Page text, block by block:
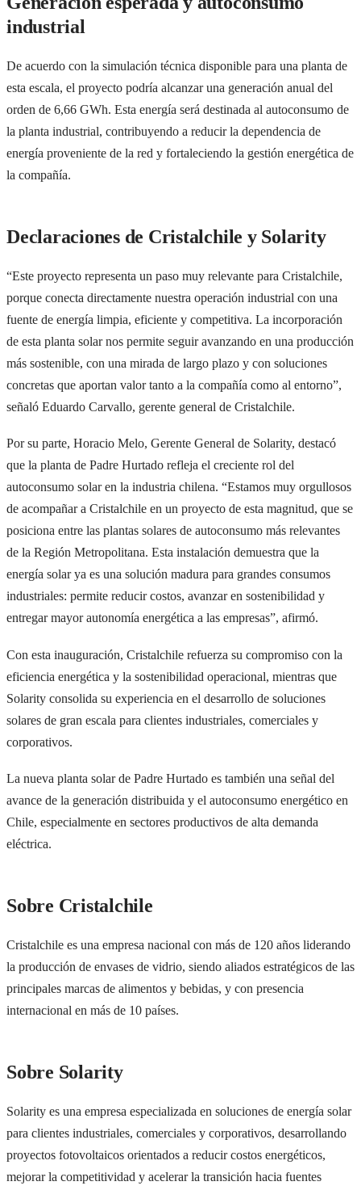
industrial
De acuerdo con la simulación técnica disponible para una planta de
esta escala, el proyecto podría alcanzar una generación anual del
orden de 6,66 GWh. Esta energía será destinada al autoconsumo de
la planta industrial, contribuyendo a reducir la dependencia de
energía proveniente de la red y fortaleciendo la gestión energética de
la compañía.
Declaraciones de Cristalchile y Solarity
“Este proyecto representa un paso muy relevante para Cristalchile,
porque conecta directamente nuestra operación industrial con una
fuente de energía limpia, eficiente y competitiva. La incorporación
de esta planta solar nos permite seguir avanzando en una producción
más sostenible, con una mirada de largo plazo y con soluciones
concretas que aportan valor tanto a la compañía como al entorno”,
señaló Eduardo Carvallo, gerente general de Cristalchile.
Por su parte, Horacio Melo, Gerente General de Solarity, destacó
que la planta de Padre Hurtado refleja el creciente rol del
autoconsumo solar en la industria chilena. “Estamos muy orgullosos
de acompañar a Cristalchile en un proyecto de esta magnitud, que se
posiciona entre las plantas solares de autoconsumo más relevantes
de la Región Metropolitana. Esta instalación demuestra que la
energía solar ya es una solución madura para grandes consumos
industriales: permite reducir costos, avanzar en sostenibilidad y
entregar mayor autonomía energética a las empresas”, afirmó.
Con esta inauguración, Cristalchile refuerza su compromiso con la
eficiencia energética y la sostenibilidad operacional, mientras que
Solarity consolida su experiencia en el desarrollo de soluciones
solares de gran escala para clientes industriales, comerciales y
corporativos.
La nueva planta solar de Padre Hurtado es también una señal del
avance de la generación distribuida y el autoconsumo energético en
Chile, especialmente en sectores productivos de alta demanda
eléctrica.
Sobre Cristalchile
Cristalchile es una empresa nacional con más de 120 años liderando
la producción de envases de vidrio, siendo aliados estratégicos de las
principales marcas de alimentos y bebidas, y con presencia
internacional en más de 10 países.
Sobre Solarity
Solarity es una empresa especializada en soluciones de energía solar
para clientes industriales, comerciales y corporativos, desarrollando
proyectos fotovoltaicos orientados a reducir costos energéticos,
mejorar la competitividad y acelerar la transición hacia fuentes